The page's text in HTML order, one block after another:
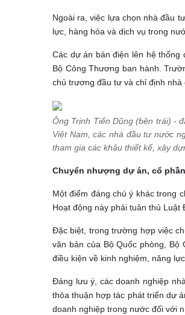
Ngoài ra, việc lựa chọn nhà đầu
lực, hàng hóa và dịch vụ trong
Các dự án bán điện lên hệ
Bộ Công Thương ban hành.
chủ trương đầu tư và chỉ định nhà
Ông Trịnh Tiến Dũng (bên trái) -
Việt Nam, các nhà đầu tư nước
tham gia các khâu thiết kế, xây
Chuyển nhượng dự án, cổ
Một điểm đáng chú ý khác trong
Hoạt động này phải tuân thủ Luật
Đặc biệt, trong trường hợp việc
văn bản của Bộ Quốc phòng,
điều kiện về kinh nghiệm, năng
Đáng lưu ý, các doanh nghiệp
thỏa thuận hợp tác phát triển dự
doanh nghiệp trong nước đối với